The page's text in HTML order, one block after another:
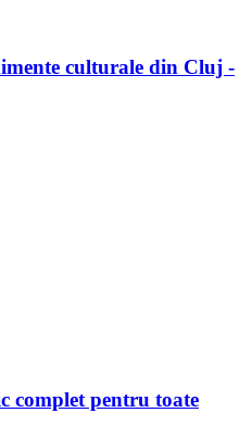
culturale din Cluj -
complet pentru toate